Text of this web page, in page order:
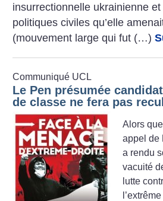
insurrectionnelle ukrainienne
politiques civiles qu’elle
(mouvement large qui fut (…)
Communiqué UCL
Le Pen présumée
de classe ne fera pas
Alors
appel de
a rendu
vacuité
lutte